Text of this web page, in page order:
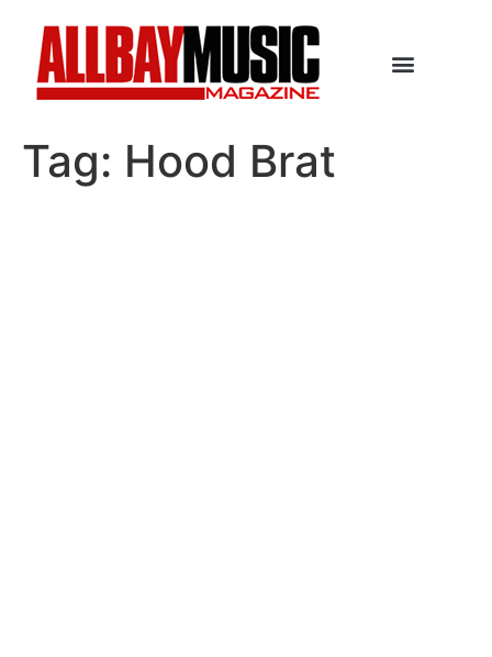
Tag: Hood Brat